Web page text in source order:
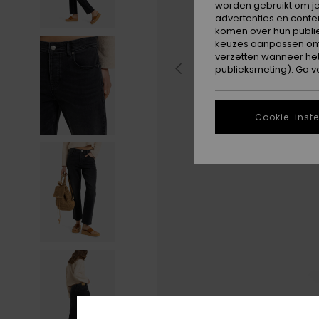
worden gebruikt om
advertenties en
komen over hun
keuzes aanpassen
verzetten wanneer
publieksmeting). Ga
Cookie-